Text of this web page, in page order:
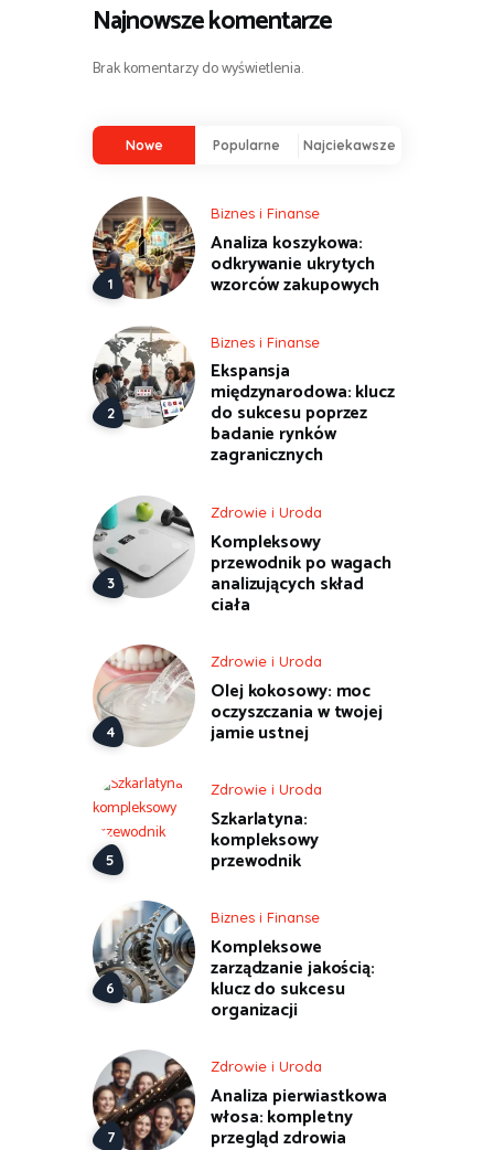
Najnowsze komentarze
Brak komentarzy do wyświetlenia.
Nowe Popularne Najciekawsze
Biznes i Finanse
Analiza koszykowa:
odkrywanie ukrytych
wzorców zakupowych
Biznes i Finanse
Ekspansja
międzynarodowa: klucz
do sukcesu poprzez
badanie rynków
zagranicznych
Zdrowie i Uroda
Kompleksowy
przewodnik po wagach
analizujących skład
ciała
Zdrowie i Uroda
Olej kokosowy: moc
oczyszczania w twojej
jamie ustnej
Zdrowie i Uroda
Szkarlatyna:
kompleksowy
przewodnik
Biznes i Finanse
Kompleksowe
zarządzanie jakością:
klucz do sukcesu
organizacji
Zdrowie i Uroda
Analiza pierwiastkowa
włosa: kompletny
przegląd zdrowia